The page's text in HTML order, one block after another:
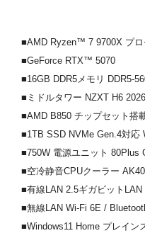
■AMD Ryzen™ 7 9700X プロ
■GeForce RTX™ 5070
■16GB DDR5メモリ DDR5-
■ミドルタワー NZXT H6
■AMD B850 チップセット搭
■1TB SSD NVMe Gen.4対応
■750W 電源ユニット 80Plus
■空冷静音CPUクーラー
■有線LAN 2.5ギガビットLAN
■無線LAN Wi-Fi 6E /
■Windows11 Home プレイン